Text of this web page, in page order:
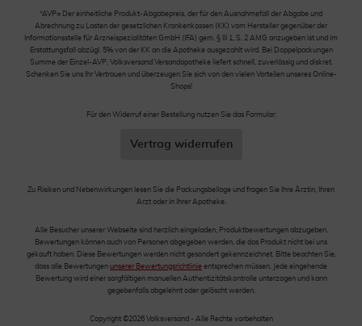
*AVP= Der einheitliche Produkt-Abgabepreis, der für den Ausnahmefall der Abgabe und
Abrechnung zu Lasten der gesetzlichen Krankenkassen (KK) vom Hersteller gegenüber der
Informationsstelle für Arzneispezialitäten GmbH (IFA) gem. § III 1, S. 2 AMG anzugeben ist und im
Erstattungsfall abzügl. 5% von der KK an die Apotheke ausgezahlt wird. Bei Doppelpackungen
Summe der Einzel-AVP. Volksversand Versandapotheke liefert schnell, zuverlässig und diskret.
Schenken Sie uns Ihr Vertrauen und überzeugen Sie sich von den vielen Vorteilen unseres Online-
Shops!
Für den Widerruf einer Bestellung nutzen Sie das Formular:
Vertrag widerrufen
Zu Risiken und Nebenwirkungen lesen Sie die Packungsbeilage und fragen Sie Ihre Ärztin, Ihren
Arzt oder in Ihrer Apotheke.
Alle Besucher unserer Webseite sind herzlich eingeladen, Produktbewertungen abzugeben.
Bewertungen können auch von Personen abgegeben werden, die das Produkt nicht bei uns
gekauft haben. Diese Bewertungen werden nicht gesondert gekennzeichnet. Bitte beachten Sie,
dass alle Bewertungen unserer Bewertungsrichtlinie entsprechen müssen. Jede eingehende
Bewertung wird einer sorgfältigen manuellen Authentizitätskontrolle unterzogen und kann
gegebenfalls abgelehnt oder gelöscht werden.
Copyright ©2026 Volksversand - Alle Rechte vorbehalten